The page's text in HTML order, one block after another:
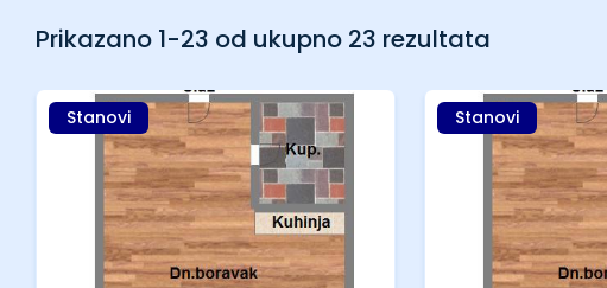
Prikazano 1-23 od ukupno 23 rezultata
Stanovi Stanovi